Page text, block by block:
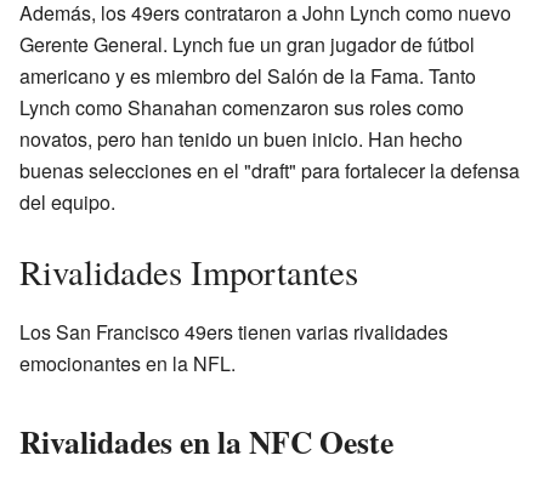
Además, los 49ers contrataron a John Lynch como nuevo
Gerente General. Lynch fue un gran jugador de fútbol
americano y es miembro del Salón de la Fama. Tanto
Lynch como Shanahan comenzaron sus roles como
novatos, pero han tenido un buen inicio. Han hecho
buenas selecciones en el "draft" para fortalecer la defensa
del equipo.
Rivalidades Importantes
Los San Francisco 49ers tienen varias rivalidades
emocionantes en la NFL.
Rivalidades en la NFC Oeste